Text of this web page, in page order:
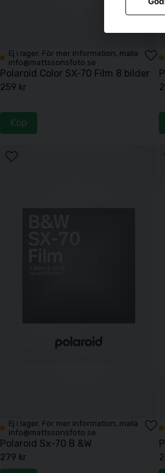
Ej i lager. För mer information, maila
info@mattssonsfoto.se
Polaroid Color SX-70 Film 8 bilder
259 kr
Köp
Ej i lager. För mer information, maila
info@mattssonsfoto.se
Polaroid Sx-70 B &W
279 kr